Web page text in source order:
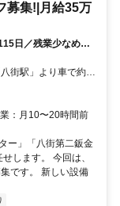
募集!|月給35万
日／残業少なめ／
装スタッフ募集!
駅」より車で約10分
：月10〜20時間前
ー」「八街第二鈑金
します。 今回は、
です。 新しい設備